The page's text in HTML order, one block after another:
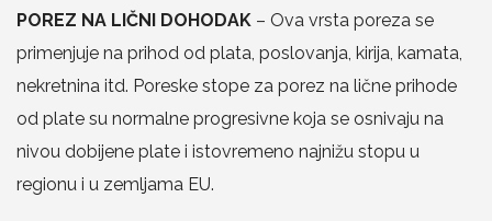
POREZ NA LIČNI DOHODAK – Ova vrsta poreza se
primenjuje na prihod od plata, poslovanja, kirija, kamata,
nekretnina itd. Poreske stope za porez na lične prihode
od plate su normalne progresivne koja se osnivaju na
nivou dobijene plate i istovremeno najnižu stopu u
regionu i u zemljama EU.